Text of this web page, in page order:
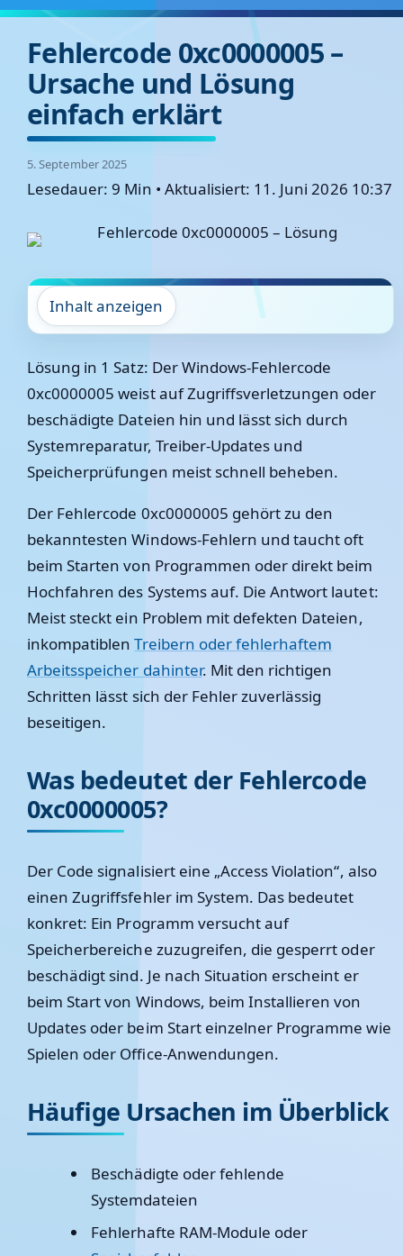
Fehlercode 0xc0000005 –
Ursache und Lösung
einfach erklärt
5. September 2025
Lesedauer: 9 Min • Aktualisiert: 11. Juni 2026 10:37
Inhalt anzeigen
Lösung in 1 Satz: Der Windows-Fehlercode
0xc0000005 weist auf Zugriffsverletzungen oder
beschädigte Dateien hin und lässt sich durch
Systemreparatur, Treiber-Updates und
Speicherprüfungen meist schnell beheben.
Der Fehlercode 0xc0000005 gehört zu den
bekanntesten Windows-Fehlern und taucht oft
beim Starten von Programmen oder direkt beim
Hochfahren des Systems auf. Die Antwort lautet:
Meist steckt ein Problem mit defekten Dateien,
inkompatiblenTreibern oder fehlerhaftem
Arbeitsspeicher dahinter. Mit den richtigen
Schritten lässt sich der Fehler zuverlässig
beseitigen.
Was bedeutet der Fehlercode
0xc0000005?
Der Code signalisiert eine „Access Violation“, also
einen Zugriffsfehler im System. Das bedeutet
konkret: Ein Programm versucht auf
Speicherbereiche zuzugreifen, die gesperrt oder
beschädigt sind. Je nach Situation erscheint er
beim Start von Windows, beim Installieren von
Updates oder beim Start einzelner Programme wie
Spielen oder Office-Anwendungen.
Häufige Ursachen im Überblick
Beschädigte oder fehlende
Systemdateien
Fehlerhafte RAM-Module oder